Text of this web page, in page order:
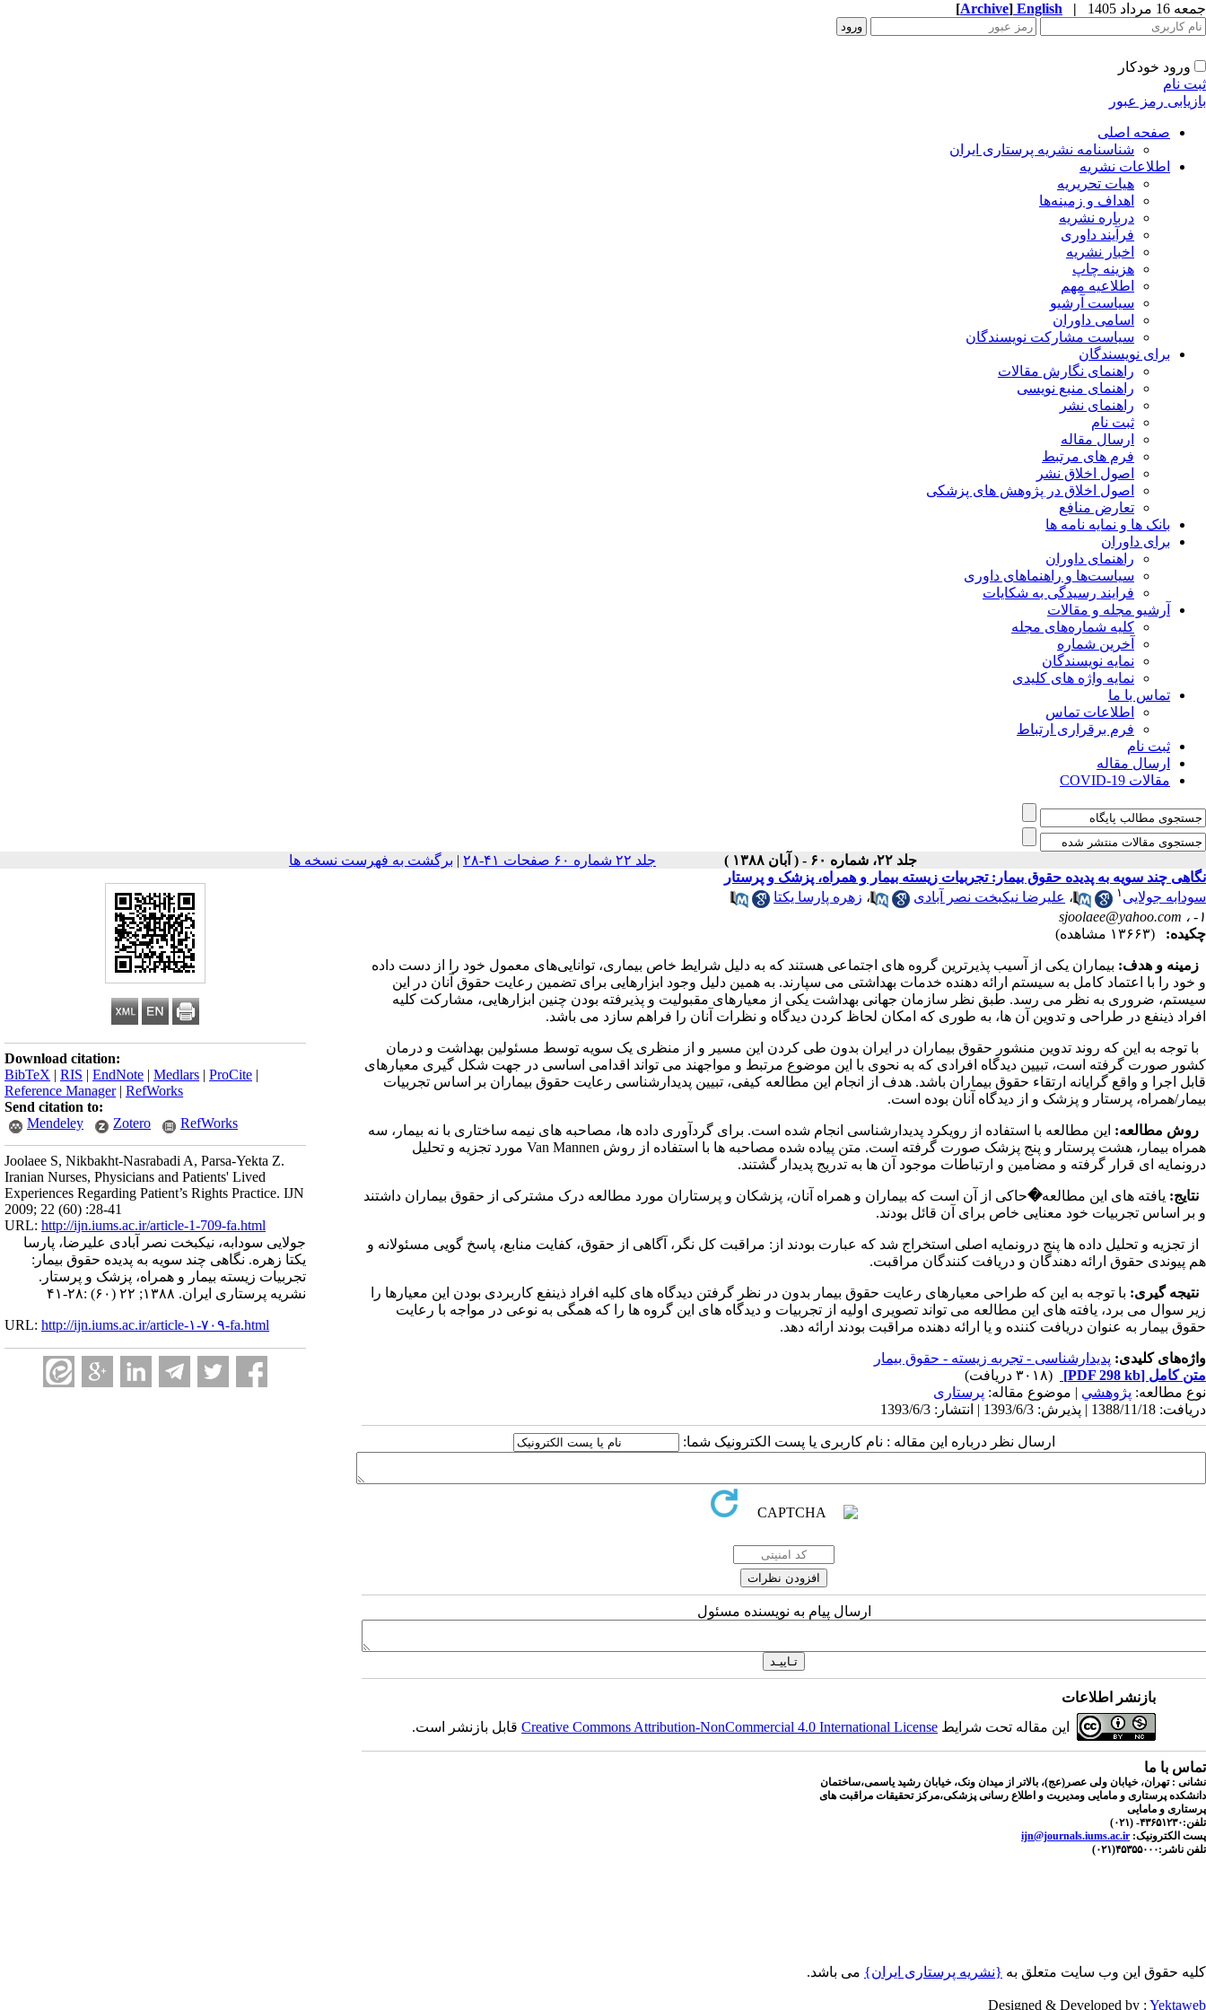
جمعه 16 مرداد 1405 |
English
[Archive]
ورود خودکار
ثبت نام
بازیابی رمز عبور
صفحه اصلی
شناسنامه نشریه پرستاری ایران
اطلاعات نشریه
هیات تحریریه
اهداف و زمینه‌ها
درباره نشریه
فرآیند داوری
اخبار نشریه
هزینه چاپ
اطلاعیه مهم
سیاست آرشیو
اسامی داوران
سیاست مشارکت نویسندگان
برای نویسندگان
راهنمای نگارش مقالات
راهنمای منبع نویسی
راهنمای نشر
ثبت نام
ارسال مقاله
فرم های مرتبط
اصول اخلاق نشر
اصول اخلاق در پژوهش های پزشکی
تعارض منافع
بانک ها و نمایه نامه ها
برای داوران
راهنمای داوران
سیاست‌ها و راهنماهای داوری
فرایند رسیدگی به شکایات
آرشیو مجله و مقالات
کلیه شماره‌های مجله
آخرین شماره
نمایه نویسندگان
نمایه واژه های کلیدی
تماس با ما
اطلاعات تماس
فرم برقراری ارتباط
ثبت نام
ارسال مقاله
مقالات COVID-19
جلد ۲۲، شماره ۶۰ - ( آبان ۱۳۸۸ ) جلد ۲۲ شماره ۶۰ صفحات ۴۱-۲۸ | برگشت به فهرست نسخه ها
Download citation:
BibTeX | RIS | EndNote | Medlars | ProCite |
Reference Manager| RefWorks
Send citation to:
Mendeley
Zotero RefWorks
Joolaee S, Nikbakht-Nasrabadi A, Parsa-Yekta Z.
Iranian Nurses, Physicians and Patients' Lived
Experiences Regarding Patient’s Rights Practice. IJN
2009; 22 (60) :28-41
URL: http://ijn.iums.ac.ir/article-1-709-fa.html
جولایی سودابه، نیکبخت نصر آبادی علیرضا، پارسا
یکتا زهره. نگاهی چند سویه به پدیده حقوق بیمار:
تجربیات زیسته بیمار و همراه، پزشک و پرستار.
نشریه پرستاری ایران. ۱۳۸۸; ۲۲ (۶۰) :۲۸-۴۱
URL: http://ijn.iums.ac.ir/article-۱-۷۰۹-fa.html
نگاهی چند سویه به پدیده حقوق بیمار: تجربیات زیسته بیمار و همراه، پزشک و پرستار
سودابه جولایی ۱ ، علیرضا نیکبخت نصر آبادی ، زهره پارسا یکتا
۱- ،
sjoolaee@yahoo.com
چکیده:
(۱۳۶۶۳ مشاهده)
زمینه و هدف: بیماران یکی از آسیب پذیرترین گروه های اجتماعی هستند که به دلیل شرایط خاص بیماری، توانایی‌های معمول خود را از دست داده
و خود را با اعتماد کامل به سیستم ارائه دهنده خدمات بهداشتی می سپارند. به همین دلیل وجود ابزارهایی برای تضمین رعایت حقوق آنان در این
سیستم، ضروری به نظر می رسد. طبق نظر سازمان جهانی بهداشت یکی از معیارهای مقبولیت و پذیرفته بودن چنین ابزارهایی، مشارکت کلیه
افراد ذینفع در طراحی و تدوین آن ها، به طوری که امکان لحاظ کردن دیدگاه و نظرات آنان را فراهم سازد می باشد.
با توجه به این که روند تدوین منشور حقوق بیماران در ایران بدون طی کردن این مسیر و از منظری یک سویه توسط مسئولین بهداشت و درمان
کشور صورت گرفته است، تبیین دیدگاه افرادی که به نحوی با این موضوع مرتبط و مواجهند می تواند اقدامی اساسی در جهت شکل گیری معیارهای
قابل اجرا و واقع گرایانه ارتقاء حقوق بیماران باشد. هدف از انجام این مطالعه کیفی، تبیین پدیدارشناسی رعایت حقوق بیماران بر اساس تجربیات
بیمار/همراه، پرستار و پزشک و از دیدگاه آنان بوده است.
روش مطالعه: این مطالعه با استفاده از رویکرد پدیدارشناسی انجام شده است. برای گردآوری داده ها، مصاحبه های نیمه ساختاری با نه بیمار، سه
همراه بیمار، هشت پرستار و پنج پزشک صورت گرفته است. متن پیاده شده مصاحبه ها با استفاده از روش Van Mannen مورد تجزیه و تحلیل
درونمایه ای قرار گرفته و مضامین و ارتباطات موجود آن ها به تدریج پدیدار گشتند.
نتایج: یافته های این مطالعه�حاکی از آن است که بیماران و همراه آنان، پزشکان و پرستاران مورد مطالعه درک مشترکی از حقوق بیماران داشتند
و بر اساس تجربیات خود معنایی خاص برای آن قائل بودند.
از تجزیه و تحلیل داده ها پنج درونمایه اصلی استخراج شد که عبارت بودند از: مراقبت کل نگر، آگاهی از حقوق، کفایت منابع، پاسخ گویی مسئولانه و
هم پیوندی حقوق ارائه دهندگان و دریافت کنندگان مراقبت.
نتیجه گیری: با توجه به این که طراحی معیارهای رعایت حقوق بیمار بدون در نظر گرفتن دیدگاه های کلیه افراد ذینفع کاربردی بودن این معیارها را
زیر سوال می برد، یافته های این مطالعه می تواند تصویری اولیه از تجربیات و دیدگاه های این گروه ها را که همگی به نوعی در مواجه با رعایت
حقوق بیمار به عنوان دریافت کننده و یا ارائه دهنده مراقبت بودند ارائه دهد.
واژه‌های کلیدی: پدیدارشناسی - تجربه زیسته - حقوق بیمار
متن کامل [PDF 298 kb]
(۳۰۱۸ دریافت)
نوع مطالعه: پژوهشي | موضوع مقاله: پرستاری
دریافت: 1388/11/18 | پذیرش: 1393/6/3 | انتشار: 1393/6/3
ارسال نظر درباره این مقاله : نام کاربری یا پست الکترونیک شما:
ارسال پیام به نویسنده مسئول
بازنشر اطلاعات
این مقاله تحت شرایط Creative Commons Attribution-NonCommercial 4.0 International Licenseقابل بازنشر است.
تماس با ما
نشانی : تهران، خیابان ولی عصر(عج)، بالاتر از میدان ونک، خیابان رشید یاسمی،ساختمان
دانشکده پرستاری و مامایی ومدیریت و اطلاع رسانی پزشکی،مرکز تحقیقات مراقبت های
پرستاری و مامایی
تلفن:۴۳۶۵۱۲۳۰- (۰۲۱)
پست الکترونیک: ijn@journals.iums.ac.ir
تلفن ناشر:۴۵۳۵۵۰۰۰(۰۲۱)
کلیه حقوق این وب سایت متعلق به {نشریه پرستاری ایران} می باشد.
Designed & Developed by : Yektaweb